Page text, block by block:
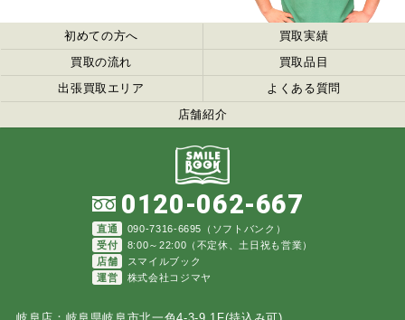
初めての方へ
買取実績
買取の流れ
買取品目
出張買取エリア
よくある質問
店舗紹介
0120-062-667
直通
090-7316-6695（ソフトバンク）
受付
8:00～22:00（不定休、土日祝も営業）
店舗
スマイルブック
運営
株式会社コジマヤ